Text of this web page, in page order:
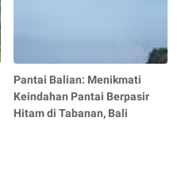
Pantai Balian: Menikmati
Keindahan Pantai Berpasir
Hitam di Tabanan, Bali